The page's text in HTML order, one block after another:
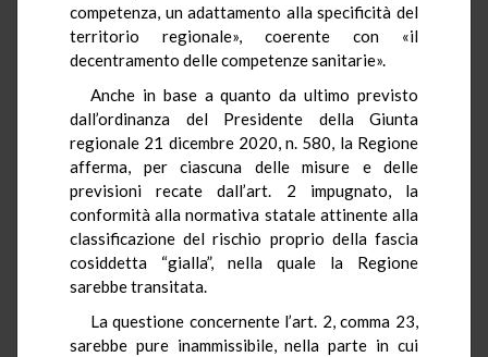
competenza, un adattamento alla specificità del
territorio regionale», coerente con «il
decentramento delle competenze sanitarie».
Anche in base a quanto da ultimo previsto
dall’ordinanza del Presidente della Giunta
regionale 21 dicembre 2020, n. 580, la Regione
afferma, per ciascuna delle misure e delle
previsioni recate dall’art. 2 impugnato, la
conformità alla normativa statale attinente alla
classificazione del rischio proprio della fascia
cosiddetta “gialla”, nella quale la Regione
sarebbe transitata.
La questione concernente l’art. 2, comma 23,
sarebbe pure inammissibile, nella parte in cui